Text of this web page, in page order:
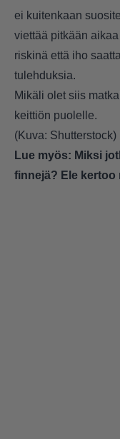
ei kuitenkaan
viettää pitkään
riskinä että iho
tulehduksia.
Mikäli olet siis
keittiön puolelle.
(Kuva: Shutterstock)
Lue myös: Miksi
finnejä? Ele kertoo